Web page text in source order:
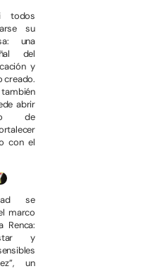
todos
su
una
del
y
creado.
abrir
de
con el
se
marco
Renca:
y
un